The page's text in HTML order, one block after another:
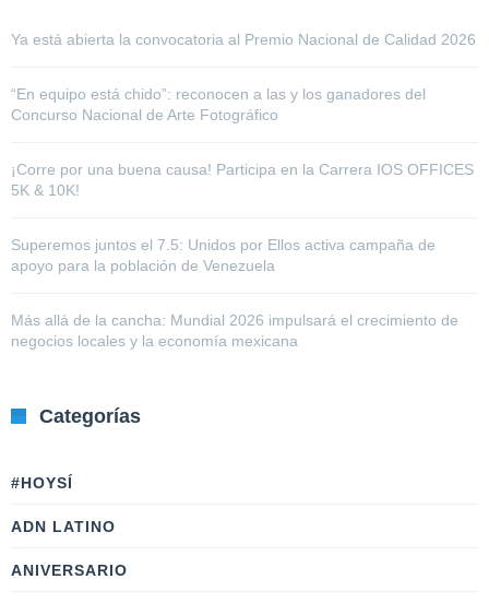
Ya está abierta la convocatoria al Premio Nacional de Calidad 2026
“En equipo está chido”: reconocen a las y los ganadores del
Concurso Nacional de Arte Fotográfico
¡Corre por una buena causa! Participa en la Carrera IOS OFFICES
5K & 10K!
Superemos juntos el 7.5: Unidos por Ellos activa campaña de
apoyo para la población de Venezuela
Más allá de la cancha: Mundial 2026 impulsará el crecimiento de
negocios locales y la economía mexicana
Categorías
#HOYSÍ
ADN LATINO
ANIVERSARIO